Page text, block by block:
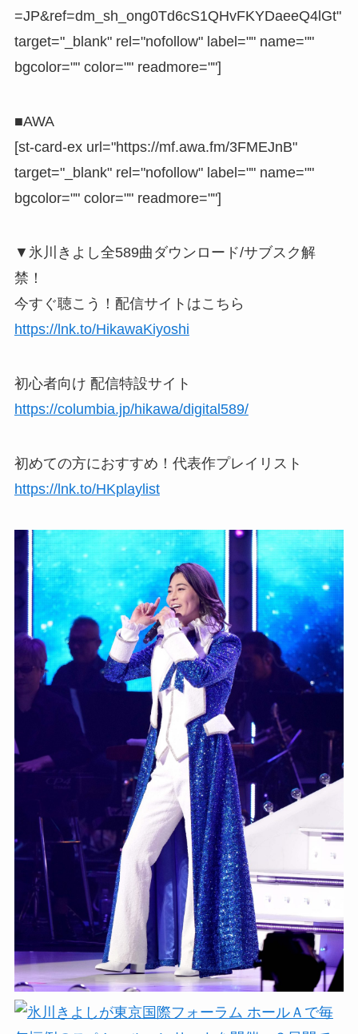
=JP&ref=dm_sh_ong0Td6cS1QHvFKYDaeeQ4lGt"
target="_blank" rel="nofollow" label="" name=""
bgcolor="" color="" readmore=""]
■AWA
[st-card-ex url="https://mf.awa.fm/3FMEJnB"
target="_blank" rel="nofollow" label="" name=""
bgcolor="" color="" readmore=""]
▼氷川きよし全589曲ダウンロード/サブスク解
禁！
今すぐ聴こう！配信サイトはこちら
https://lnk.to/HikawaKiyoshi
初心者向け 配信特設サイト
https://columbia.jp/hikawa/digital589/
初めての方におすすめ！代表作プレイリスト
https://lnk.to/HKplaylist